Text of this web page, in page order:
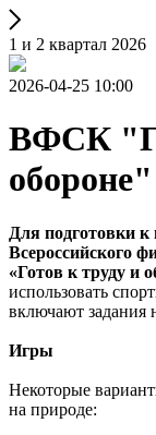
1 и 2 квартал 2026
2026-04-25 10:00
ВФСК
обороне"
Для подготовки
Всероссийского
«Готов к труду и
использовать
включают задания
Игры
Некоторые
на природе: